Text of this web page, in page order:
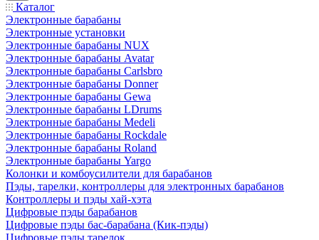
Каталог
Электронные барабаны
Электронные установки
Электронные барабаны NUX
Электронные барабаны Avatar
Электронные барабаны Carlsbro
Электронные барабаны Donner
Электронные барабаны Gewa
Электронные барабаны LDrums
Электронные барабаны Medeli
Электронные барабаны Rockdale
Электронные барабаны Roland
Электронные барабаны Yargo
Колонки и комбоусилители для барабанов
Пэды, тарелки, контроллеры для электронных барабанов
Контроллеры и пэды хай-хэта
Цифровые пэды барабанов
Цифровые пэды бас-барабана (Кик-пэды)
Цифровые пэды тарелок